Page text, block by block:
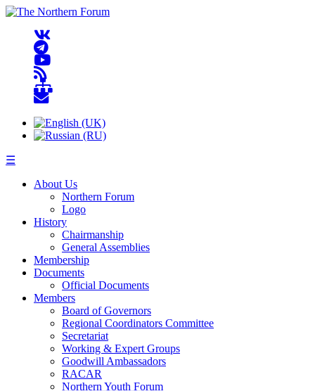
☰
About Us
Northern Forum
Logo
History
Chairmanship
General Assemblies
Membership
Documents
Official Documents
Members
Board of Governors
Regional Coordinators Committee
Secretariat
Working & Expert Groups
Goodwill Ambassadors
RACAR
Northern Youth Forum